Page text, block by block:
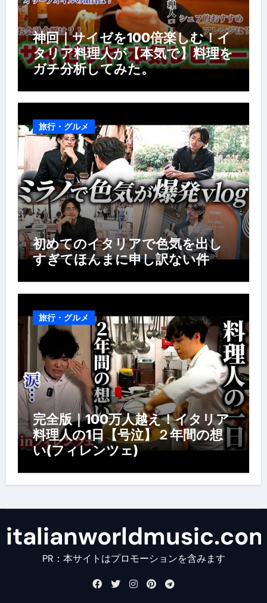
神回｜サイゼを100倍楽しむ！イ
タリア料理人が【本気で】料理を
ガチ分析してみた。
旅行・グルメ
初めてのイタリアで色気を出し
すぎてほんまに申し訳ない件
旅行・グルメ
完全版｜100万人越え！イタリア
料理人の1日【号泣】２年間の想
い(フィレンツェ)
PR：本サイトはプロモーションを含みます